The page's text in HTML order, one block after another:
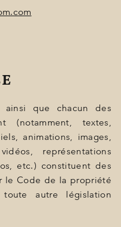
ainsi que chacun des
(notamment, textes,
animations, images,
représentations
etc.) constituent des
le Code de la propriété
autre législation